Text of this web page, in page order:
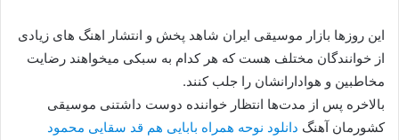
این روزها بازار موسیقی ایران شاهد پخش و انتشار اهنگ های زیادی
از خوانندگان مختلف هست که هر کدام به سبکی میخواهند رضایت
مخاطبین و هوادارانشان را جلب کنند.
بالاخره پس از مدت‌ها انتظار خواننده دوست داشتنی موسیقی
کشورمان آهنگ دانلود نوحه همراه بابایی هم قد سقایی محمود